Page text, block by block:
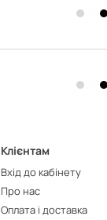
Клієнтам
Вхід до кабінету
Про нас
Оплата і доставка